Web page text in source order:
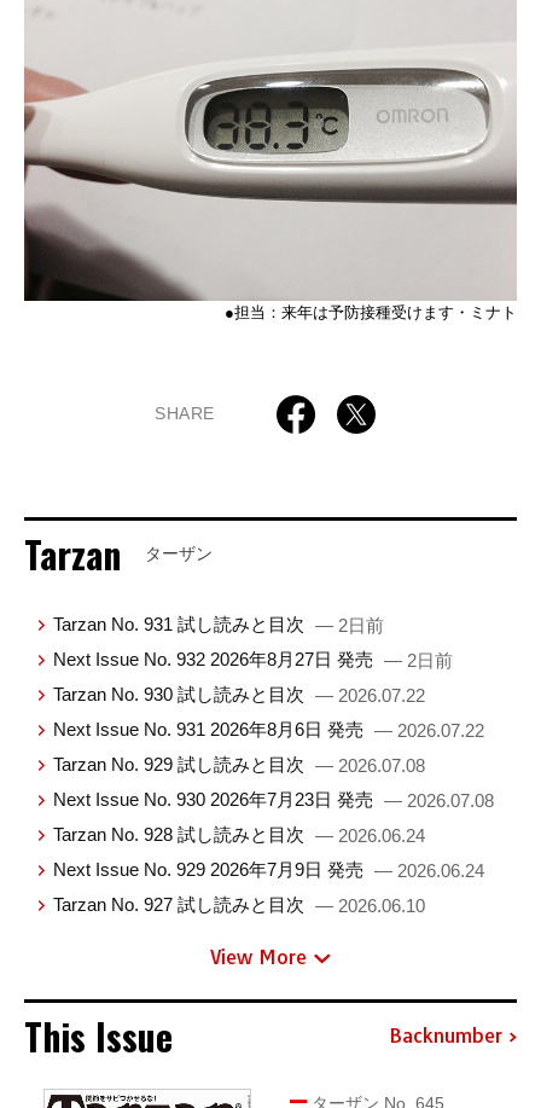
●担当：来年は予防接種受けます・ミナト
SHARE
Tarzan ターザン
Tarzan No. 931 試し読みと目次 — 2日前
Next Issue No. 932 2026年8月27日 発売 — 2日前
Tarzan No. 930 試し読みと目次 — 2026.07.22
Next Issue No. 931 2026年8月6日 発売 — 2026.07.22
Tarzan No. 929 試し読みと目次 — 2026.07.08
Next Issue No. 930 2026年7月23日 発売 — 2026.07.08
Tarzan No. 928 試し読みと目次 — 2026.06.24
Next Issue No. 929 2026年7月9日 発売 — 2026.06.24
Tarzan No. 927 試し読みと目次 — 2026.06.10
View More
This Issue Backnumber
ターザン No. 645